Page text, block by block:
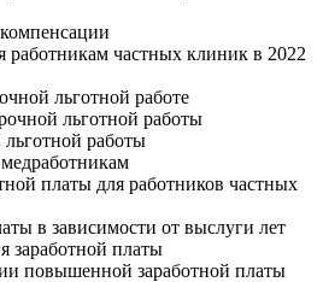
работникам частных клиник в 2022
льготной работе
льготной работы
работы
платы для работников частных
в зависимости от выслуги лет
заработной платы
повышенной заработной платы